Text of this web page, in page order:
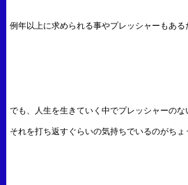
例年以上に求められる事やプレッシャーもある
でも、人生を生きていく中でプレッシャーのな
それを打ち返すぐらいの気持ちでいるのがちょ